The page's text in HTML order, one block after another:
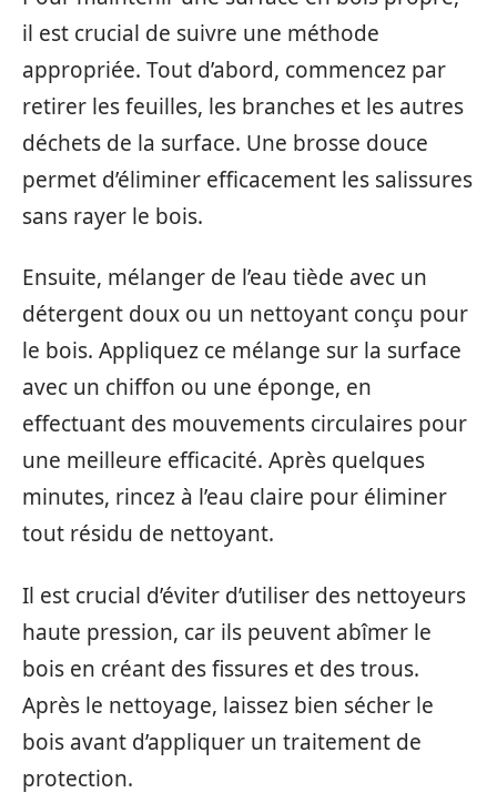
il est crucial de suivre une méthode
appropriée. Tout d’abord, commencez par
retirer les feuilles, les branches et les autres
déchets de la surface. Une brosse douce
permet d’éliminer efficacement les salissures
sans rayer le bois.
Ensuite, mélanger de l’eau tiède avec un
détergent doux ou un nettoyant conçu pour
le bois. Appliquez ce mélange sur la surface
avec un chiffon ou une éponge, en
effectuant des mouvements circulaires pour
une meilleure efficacité. Après quelques
minutes, rincez à l’eau claire pour éliminer
tout résidu de nettoyant.
Il est crucial d’éviter d’utiliser des nettoyeurs
haute pression, car ils peuvent abîmer le
bois en créant des fissures et des trous.
Après le nettoyage, laissez bien sécher le
bois avant d’appliquer un traitement de
protection.